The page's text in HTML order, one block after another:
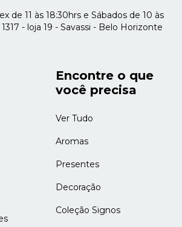
de 11 às 18:30hrs e Sábados de 10 às
- loja 19 - Savassi - Belo Horizonte
Encontre o que
você precisa
Ver Tudo
Aromas
Presentes
Decoração
Coleção Signos